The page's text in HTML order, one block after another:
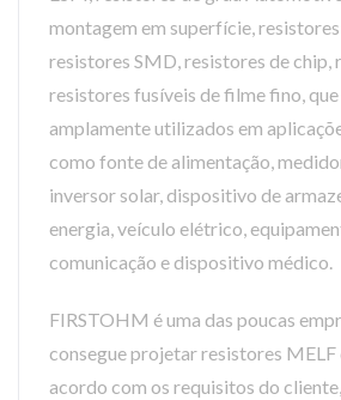
montagem em superfície,
resistores SMD, resistores de chip,
resistores fusíveis de filme fino,
amplamente utilizados em
como fonte de alimentação,
inversor solar, dispositivo de
energia, veículo elétrico,
comunicação e dispositivo médico.
FIRSTOHM é uma das poucas
consegue projetar resistores
acordo com os requisitos do